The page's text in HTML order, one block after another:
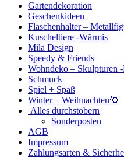
Gartendekoration
Geschenkideen
Flaschenhalter –
Kuscheltiere -Wärmis
Mila Design
Speedy & Friends
Wohndeko – Skulpturen
Schmuck
Spiel + Spaß
Winter – Weihnachten🎅
Alles durchstöbern
Sonderposten
AGB
Impressum
Zahlungsarten &